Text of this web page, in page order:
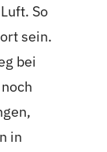
So
sein.
bei
in